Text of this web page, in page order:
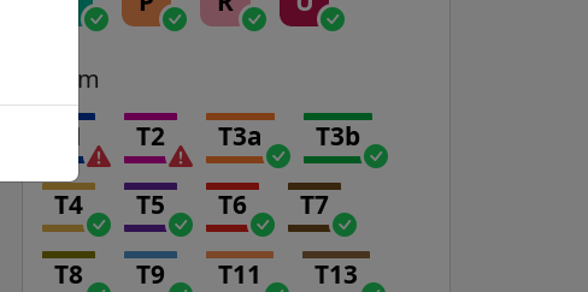
Tram
T1 T2 T3a T3b
T4 T5 T6 T7
T8 T9 T11 T13